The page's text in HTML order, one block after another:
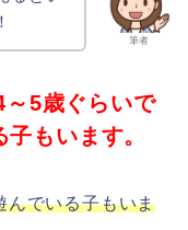
筆者
～5歳ぐらいで
もいます。
んでいる子もいま